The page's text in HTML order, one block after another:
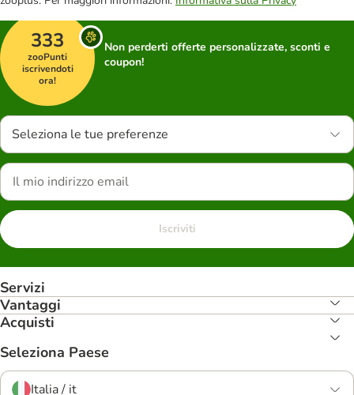
333
zooPunti
iscrivendoti
ora!
Non perderti offerte personalizzate, sconti e
coupon!
Seleziona le tue preferenze
Iscriviti
Servizi
Vantaggi
Acquisti
Seleziona Paese
Italia / it